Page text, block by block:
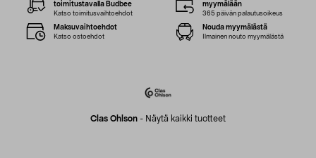
Clas Ohlson - Näytä kaikki tuotteet
toimitustavalla Budbee
Katso toimitusvaihtoehdot
myymälään
365 päivän palautusoikeus
Maksuvaihtoehdot
Katso ostoehdot
Nouda myymälästä
Ilmainen nouto myymälästä